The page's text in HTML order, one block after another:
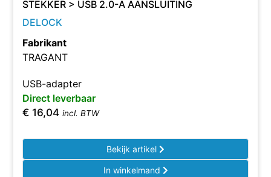
STEKKER > USB 2.0-A AANSLUITING
DELOCK
Fabrikant
TRAGANT
USB-adapter
Direct leverbaar
€ 16,04 incl. BTW
Bekijk artikel
In winkelmand